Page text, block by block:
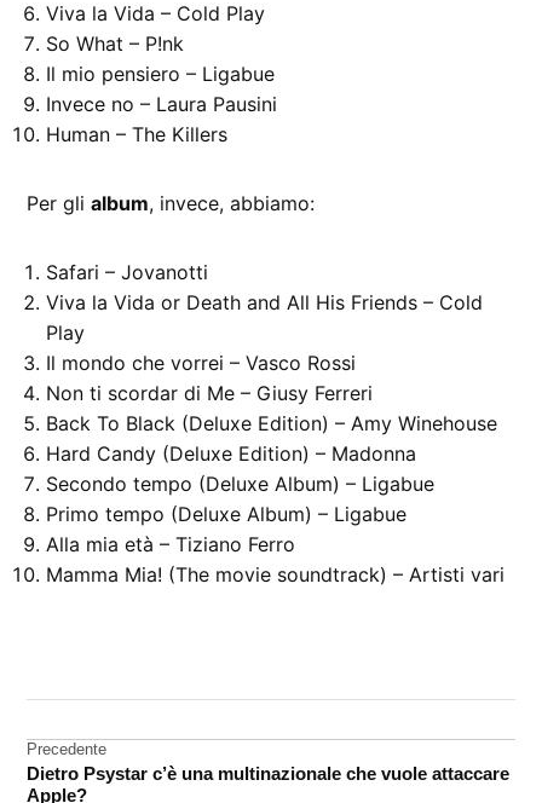
Viva la Vida – Cold Play
So What – P!nk
Il mio pensiero – Ligabue
Invece no – Laura Pausini
Human – The Killers
Per glialbum, invece, abbiamo:
Safari – Jovanotti
Viva la Vida or Death and All His Friends – Cold
Play
Il mondo che vorrei – Vasco Rossi
Non ti scordar di Me – Giusy Ferreri
Back To Black (Deluxe Edition) – Amy Winehouse
Hard Candy (Deluxe Edition) – Madonna
Secondo tempo (Deluxe Album) – Ligabue
Primo tempo (Deluxe Album) – Ligabue
Alla mia età – Tiziano Ferro
Mamma Mia! (The movie soundtrack) – Artisti vari
iTunes
Store
Navigazione
articoli
Precedente
Dietro Psystar c’è una multinazionale che vuole attaccare
Apple?